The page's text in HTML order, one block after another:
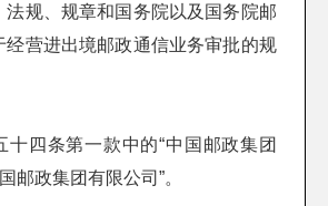
法规、规章和国务院以及国务院邮
经营进出境邮政通信业务审批的规
十四条第一款中的“中国邮政集团
邮政集团有限公司”。